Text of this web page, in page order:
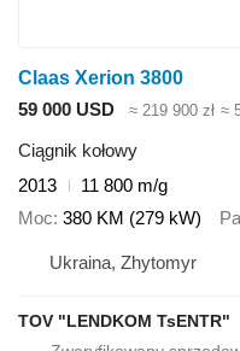
Claas Xerion 3800
59 000 USD
≈ 219 900 zł ≈
Ciągnik kołowy
2013
11 800 m/g
Moc 380 KM (279 kW)
Ukraina, Zhytomyr
TOV "LENDKOM TsENTR"